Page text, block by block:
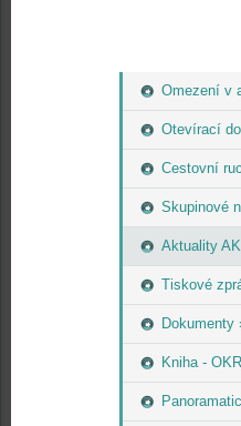
Omezení v
Otevírací
Cestovní
Skupinové
Aktuality AK
Tiskové
Dokumenty
Kniha -